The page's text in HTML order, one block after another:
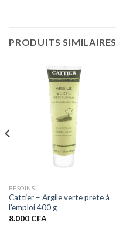
PRODUITS SIMILAIRES
BESOINS
Cattier – Argile verte prete à
l’emploi 400 g
8.000 CFA